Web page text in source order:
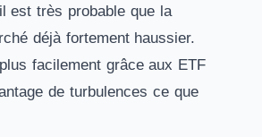
est très probable que la
déjà fortement haussier.
facilement grâce aux ETF
de turbulences ce que